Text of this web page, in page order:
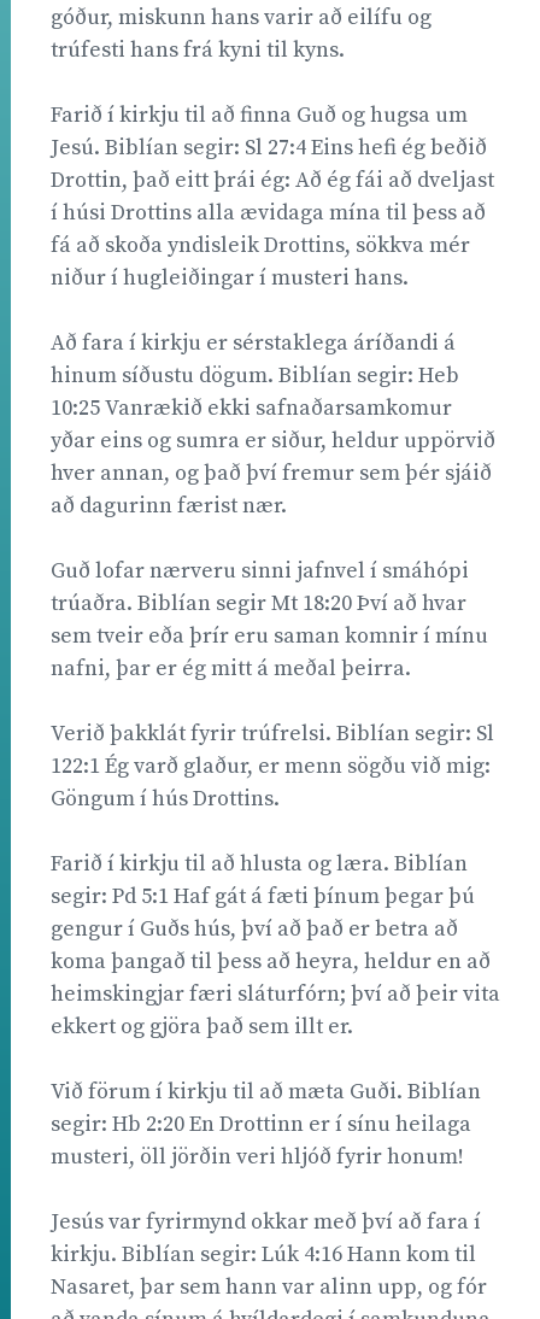
góður, miskunn hans varir að eilífu og
trúfesti hans frá kyni til kyns.
Farið í kirkju til að finna Guð og hugsa um
Jesú. Biblían segir: Sl 27:4 Eins hefi ég beðið
Drottin, það eitt þrái ég: Að ég fái að dveljast
í húsi Drottins alla ævidaga mína til þess að
fá að skoða yndisleik Drottins, sökkva mér
niður í hugleiðingar í musteri hans. 
Að fara í kirkju er sérstaklega áríðandi á
hinum síðustu dögum. Biblían segir: Heb
10:25 Vanrækið ekki safnaðarsamkomur
yðar eins og sumra er siður, heldur uppörvið
hver annan, og það því fremur sem þér sjáið
að dagurinn færist nær.
Guð lofar nærveru sinni jafnvel í smáhópi
trúaðra. Biblían segir Mt 18:20 Því að hvar
sem tveir eða þrír eru saman komnir í mínu
nafni, þar er ég mitt á meðal þeirra.
Verið þakklát fyrir trúfrelsi. Biblían segir: Sl
122:1 Ég varð glaður, er menn sögðu við mig:
Göngum í hús Drottins.
Farið í kirkju til að hlusta og læra. Biblían
segir: Pd 5:1 Haf gát á fæti þínum þegar þú
gengur í Guðs hús, því að það er betra að
koma þangað til þess að heyra, heldur en að
heimskingjar færi sláturfórn; því að þeir vita
ekkert og gjöra það sem illt er.
Við förum í kirkju til að mæta Guði. Biblían
segir: Hb 2:20 En Drottinn er í sínu heilaga
musteri, öll jörðin veri hljóð fyrir honum!
Jesús var fyrirmynd okkar með því að fara í
kirkju. Biblían segir: Lúk 4:16 Hann kom til
Nasaret, þar sem hann var alinn upp, og fór